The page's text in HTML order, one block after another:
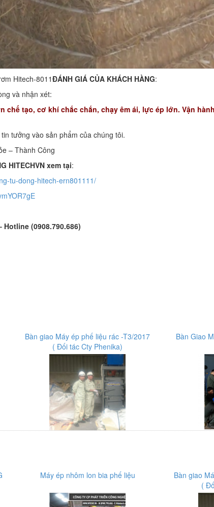
Hitech-8011ĐÁNH GIÁ CỦA KHÁCH HÀNG:
và nhận xét:
chế tạo, cơ khí chắc chắn, chạy êm ái, lực ép lớn. Vận
tưởng vào sản phẩm của chúng tôi.
– Thành Công
HITECHVN xem tại:
tu-dong-hitech-ern801111/
Hotline (0908.790.686)
Bàn giao Máy ép phế liệu rác -T3/2017
( Đối tác Cty Phenika)
Bàn Giao
Máy ép nhôm lon bia phế liệu
Bàn giao
(